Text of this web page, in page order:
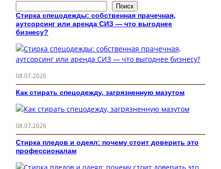
о
и
с
к
Поиск
Стирка спецодежды: собственная прачечная,
аутсорсинг или аренда СИЗ — что выгоднее
бизнесу?
08.07.2026
Как стирать спецодежду, загрязненную мазутом
08.07.2026
Стирка пледов и одеял: почему стоит доверить это
профессионалам